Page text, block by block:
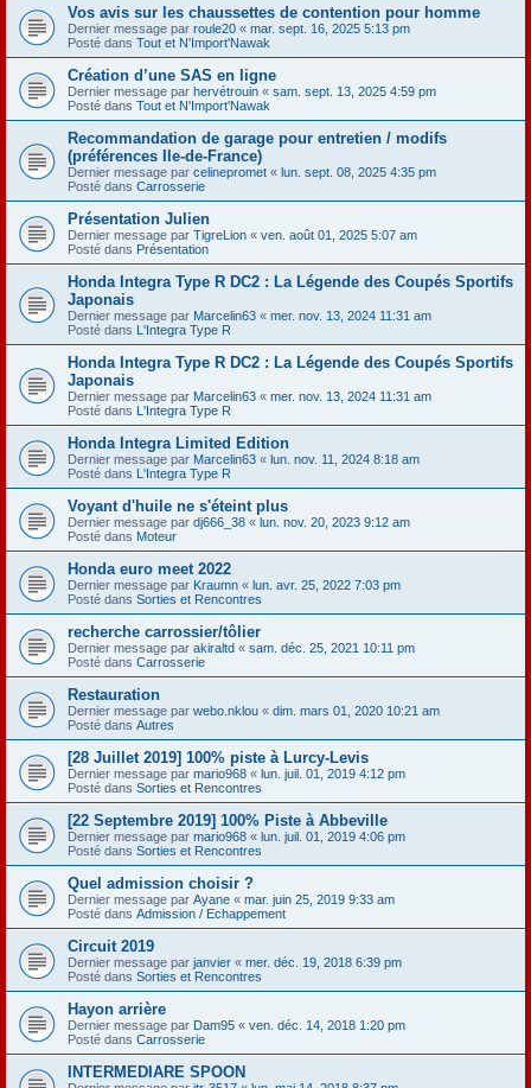
Vos avis sur les chaussettes de contention pour homme
Dernier message par roule20 « mar. sept. 16, 2025 5:13 pm
Posté dans Tout et N'Import'Nawak
Création d’une SAS en ligne
Dernier message par hervétrouin « sam. sept. 13, 2025 4:59 pm
Posté dans Tout et N'Import'Nawak
Recommandation de garage pour entretien / modifs
(préférences Ile-de-France)
Dernier message par celinepromet « lun. sept. 08, 2025 4:35 pm
Posté dans Carrosserie
Présentation Julien
Dernier message par TigreLion « ven. août 01, 2025 5:07 am
Posté dans Présentation
Honda Integra Type R DC2 : La Légende des Coupés Sportifs
Japonais
Dernier message par Marcelin63 « mer. nov. 13, 2024 11:31 am
Posté dans L'Integra Type R
Honda Integra Type R DC2 : La Légende des Coupés Sportifs
Japonais
Dernier message par Marcelin63 « mer. nov. 13, 2024 11:31 am
Posté dans L'Integra Type R
Honda Integra Limited Edition
Dernier message par Marcelin63 « lun. nov. 11, 2024 8:18 am
Posté dans L'Integra Type R
Voyant d'huile ne s'éteint plus
Dernier message par dj666_38 « lun. nov. 20, 2023 9:12 am
Posté dans Moteur
Honda euro meet 2022
Dernier message par Kraumn « lun. avr. 25, 2022 7:03 pm
Posté dans Sorties et Rencontres
recherche carrossier/tôlier
Dernier message par akiraltd « sam. déc. 25, 2021 10:11 pm
Posté dans Carrosserie
Restauration
Dernier message par webo.nklou « dim. mars 01, 2020 10:21 am
Posté dans Autres
[28 Juillet 2019] 100% piste à Lurcy-Levis
Dernier message par mario968 « lun. juil. 01, 2019 4:12 pm
Posté dans Sorties et Rencontres
[22 Septembre 2019] 100% Piste à Abbeville
Dernier message par mario968 « lun. juil. 01, 2019 4:06 pm
Posté dans Sorties et Rencontres
Quel admission choisir ?
Dernier message par Ayane « mar. juin 25, 2019 9:33 am
Posté dans Admission / Echappement
Circuit 2019
Dernier message par janvier « mer. déc. 19, 2018 6:39 pm
Posté dans Sorties et Rencontres
Hayon arrière
Dernier message par Dam95 « ven. déc. 14, 2018 1:20 pm
Posté dans Carrosserie
INTERMEDIARE SPOON